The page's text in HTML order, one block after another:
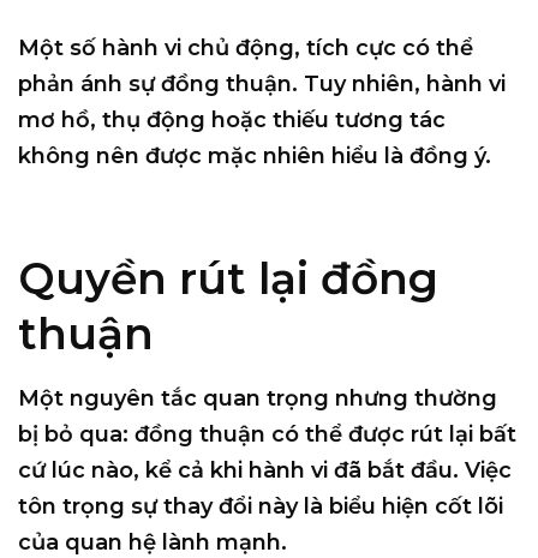
Một số hành vi chủ động, tích cực có thể
phản ánh sự đồng thuận. Tuy nhiên, hành vi
mơ hồ, thụ động hoặc thiếu tương tác
không nên được mặc nhiên hiểu là đồng ý.
Quyền rút lại đồng
thuận
Một nguyên tắc quan trọng nhưng thường
bị bỏ qua: đồng thuận có thể được rút lại bất
cứ lúc nào, kể cả khi hành vi đã bắt đầu. Việc
tôn trọng sự thay đổi này là biểu hiện cốt lõi
của quan hệ lành mạnh.